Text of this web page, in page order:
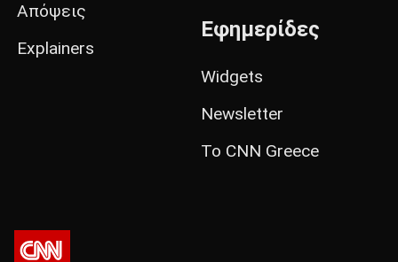
Απόψεις
Explainers
Εφημερίδες
Widgets
Newsletter
Το CNN Greece